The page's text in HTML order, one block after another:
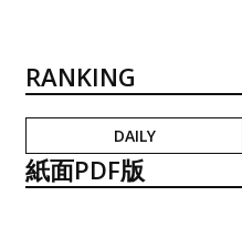
RANKING
DAILY
紙面PDF版